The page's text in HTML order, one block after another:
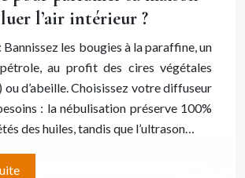
l’air intérieur ?
Bannissez les bougies à la paraffine, un
au profit des cires végétales
ou d’abeille. Choisissez votre diffuseur
: la nébulisation préserve 100%
des huiles, tandis que l’ultrason…